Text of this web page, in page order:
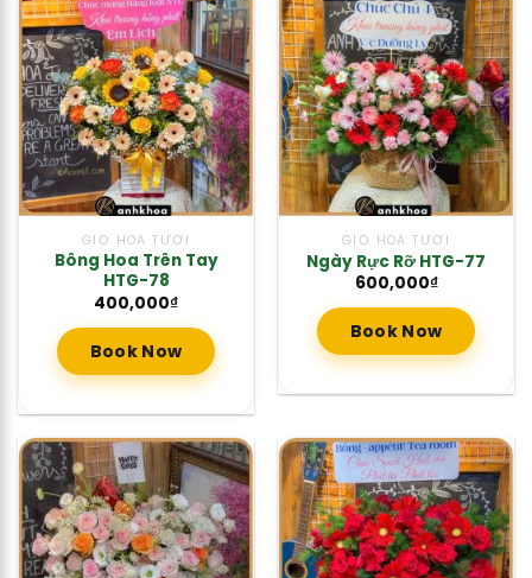
GIỎ HOA TƯƠI
Bông Hoa Trên Tay
HTG-78
400,000₫
Book Now
GIỎ HOA TƯƠI
Ngày Rực Rỡ HTG-77
600,000₫
Book Now